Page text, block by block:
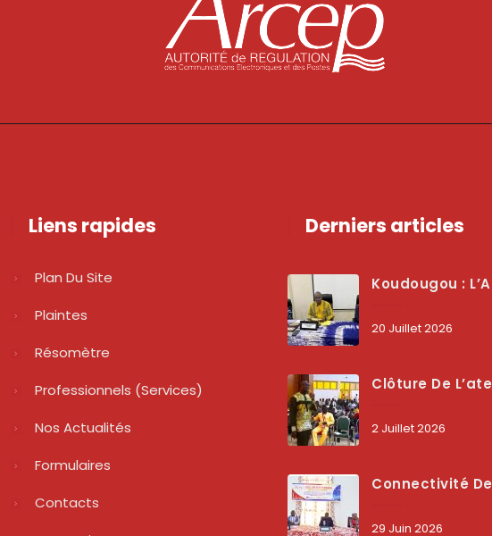
Liens rapides
Plan Du Site
Plaintes
Résomètre
Professionnels (services)
Nos Actualités
Formulaires
Contacts
Derniers articles
Koudougou : L’ARCEP Renforce Le Dialogue Avec Les Associations De Consommateurs Pour Mieux Protéger Les Usagers
20 Juillet 2026
Clôture De L’atelier National : L’ARCEP Et Les Collectivités Territoriales Consolident Leur Partenariat Pour Booster La Qualité Des Services
2 Juillet 2026
Connectivité Des Territoires : L’ARCEP Et Les Collectivités Territoriales Scellent Un Pacte Stratégique À Bobo-Dioulasso Pour Booster La Qualité Des Réseaux
29 Juin 2026